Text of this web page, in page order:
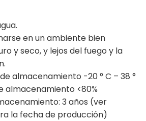
en un ambiente bien
y seco, y lejos del fuego y la
almacenamiento -20 ° C – 38 °
almacenamiento <80%
3 años (ver
la fecha de producción)